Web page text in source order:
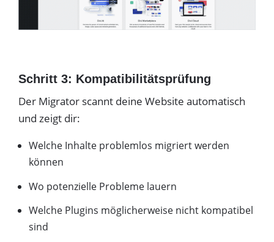
Schritt 3: Kompatibilitätsprüfung
Der Migrator scannt deine Website automatisch
und zeigt dir:
Welche Inhalte problemlos migriert werden
können
Wo potenzielle Probleme lauern
Welche Plugins möglicherweise nicht kompatibel
sind